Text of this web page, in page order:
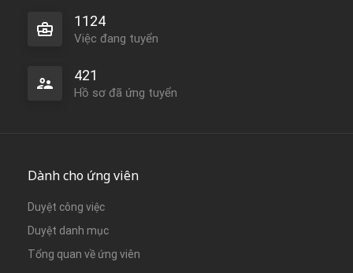
1124
Việc đang tuyển
421
Hồ sơ đã ứng tuyển
Dành cho ứng viên
Duyệt công việc
Duyệt danh mục
Tổng quan về ứng viên